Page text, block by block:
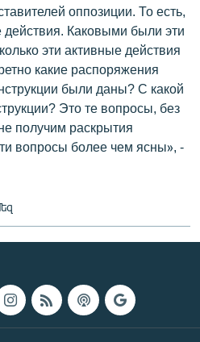
оппозиции. То есть,
Каковыми были эти
эти активные действия
какие распоряжения
были даны? С какой
Это те вопросы, без
получим раскрытия
вопросы более чем ясны», -